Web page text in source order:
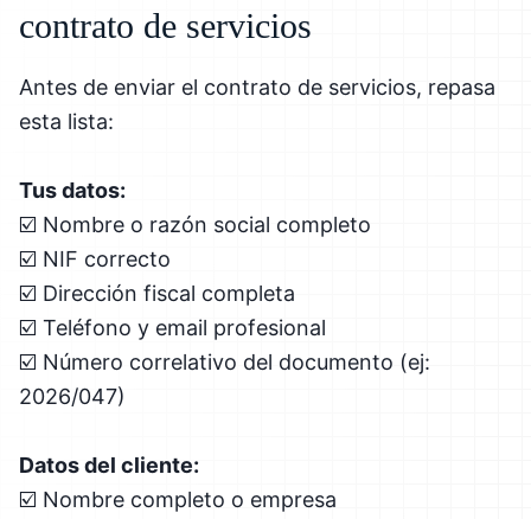
contrato de servicios
Antes de enviar el contrato de servicios, repasa
esta lista:
Tus datos:
☑️ Nombre o razón social completo
☑️ NIF correcto
☑️ Dirección fiscal completa
☑️ Teléfono y email profesional
☑️ Número correlativo del documento (ej:
2026/047)
Datos del cliente:
☑️ Nombre completo o empresa